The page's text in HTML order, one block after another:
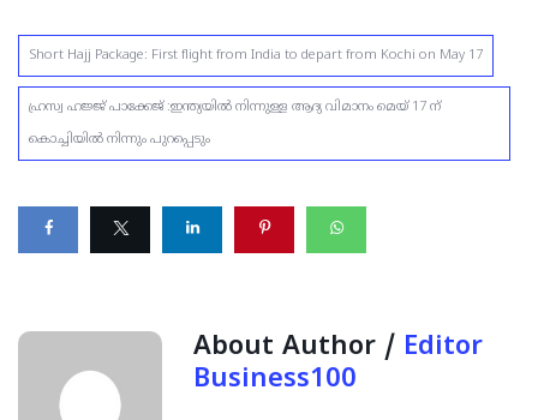
Short Hajj Package: First flight from India to depart from Kochi on May 17
ഹ്രസ്വ ഹജ്ജ് പാക്കേജ് :ഇന്ത്യയിൽ നിന്നുള്ള ആദ്യ വിമാനം മെയ് 17 ന്
കൊച്ചിയിൽ നിന്നും പുറപ്പെടും
About Author / Editor
Business100